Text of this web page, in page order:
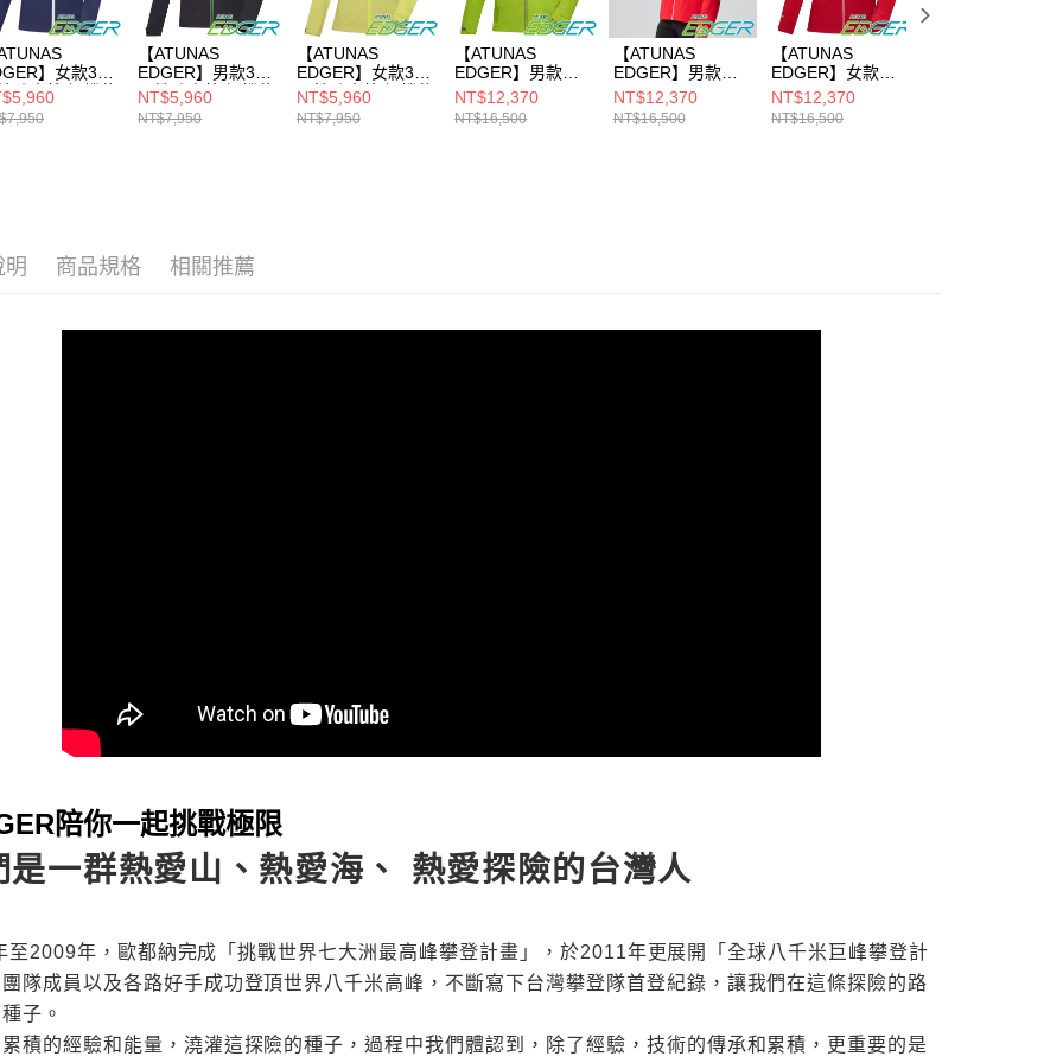
ATUNAS
】女款3L
防水外套/機能
(A1GAFF02W
/專業登山/專
【ATUNAS
EDGER】男款3L
彈性防水外套/機能
外套(A1GAFF01M
碳黑/專業登山/專
NT$5,960
NT$7,950
【ATUNAS
EDGER】女款3L
彈性防水外套/機能
外套(A1GAFF02W
黃綠/專業登山/專
NT$5,960
NT$7,950
【ATUNAS
EDGER】男款
GORE-TEX
TR2/3L單件式防水
外套/機能外套
NT$12,370
NT$16,500
【ATUNAS
EDGER】男款
GORE-TEX
TR2/3L單件式防水
外套/機能外套
NT$12,370
NT$16,500
【ATUNAS
EDGER】女款
GORE-TEX
TR2/3L單件式防水
外套/機能外套
NT$12,370
NT$16,500
明 商品規格 相關推薦
陪你一起挑戰極限
是一群熱愛山、熱愛海、 熱愛探險的台灣人
至2009年，歐都納完成「挑戰世界七大洲最高峰攀登計畫」，於2011年更展開「全球八千米巨峰攀登計
隊成員以及各路好手成功登頂世界八千米高峰，不斷寫下台灣攀登隊首登紀錄，讓我們在這條探險的路
子。
積的經驗和能量，澆灌這探險的種子，過程中我們體認到，除了經驗，技術的傳承和累積，更重要的是